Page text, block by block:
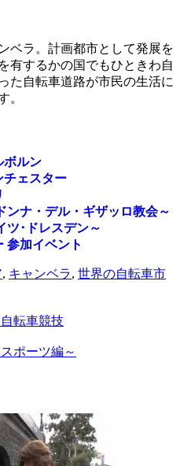
ベラ。計画都市として発展を
有するかの国でもひときわ自
た自転車道路が市民の生活に
。
ルン
ェスター
ンナ・デル・ギザッロ教会～
ツ･ドレスデン～
参加イベント
, キャンベラ, 世界の自転車市
転車競技
ポーツ編～